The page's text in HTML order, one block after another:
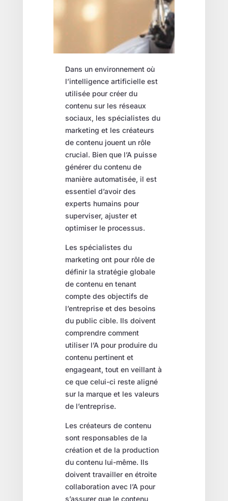
Dans un environnement où
l’intelligence artificielle est
utilisée pour créer du
contenu sur les réseaux
sociaux, les spécialistes du
marketing et les créateurs
de contenu jouent un rôle
crucial. Bien que l’A puisse
générer du contenu de
manière automatisée, il est
essentiel d’avoir des
experts humains pour
superviser, ajuster et
optimiser le processus.
Les spécialistes du
marketing ont pour rôle de
définir la stratégie globale
de contenu en tenant
compte des objectifs de
l’entreprise et des besoins
du public cible. Ils doivent
comprendre comment
utiliser l’A pour produire du
contenu pertinent et
engageant, tout en veillant à
ce que celui-ci reste aligné
sur la marque et les valeurs
de l’entreprise.
Les créateurs de contenu
sont responsables de la
création et de la production
du contenu lui-même. Ils
doivent travailler en étroite
collaboration avec l’A pour
s’assurer que le contenu